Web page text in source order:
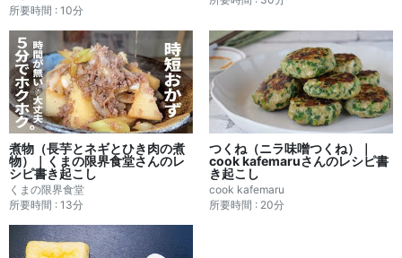
所要時間 : 10分
煮物（長芋とネギとひき肉の煮
物）｜くまの限界食堂さんのレ
シピ書き起こし
くまの限界食堂
所要時間 : 13分
つくね（ニラ味噌つくね）｜
cook kafemaruさんのレシピ書
き起こし
cook kafemaru
所要時間 : 20分